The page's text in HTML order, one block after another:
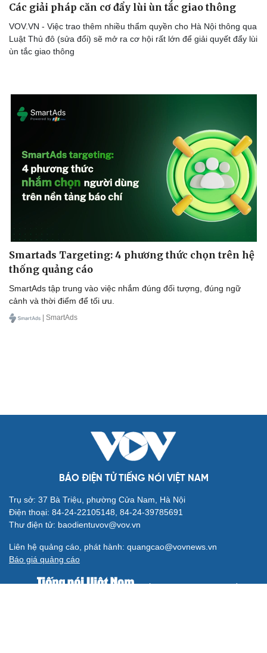
Cải chính
Các giải pháp căn cơ đẩy lùi ùn tắc giao thông
VOV.VN - Việc trao thêm nhiều thẩm quyền cho Hà Nội thông qua
Luật Thủ đô (sửa đổi) sẽ mở ra cơ hội rất lớn để giải quyết đẩy lùi
ùn tắc giao thông
Smartads Targeting: 4 phương thức chọn trên hệ
thống quảng cáo
SmartAds tập trung vào việc nhắm đúng đối tượng, đúng ngữ
cảnh và thời điểm để tối ưu.
| SmartAds
BÁO ĐIỆN TỬ TIẾNG NÓI VIỆT NAM
Trụ sở: 37 Bà Triệu, phường Cửa Nam, Hà Nội
Điện thoại: 84-24-22105148, 84-24-39785691
Thư điện tử: baodientuvov@vov.vn
Liên hệ quảng cáo, phát hành: quangcao@vovnews.vn
Báo giá quảng cáo
Báo in xuất bản thứ Năm hàng tuần